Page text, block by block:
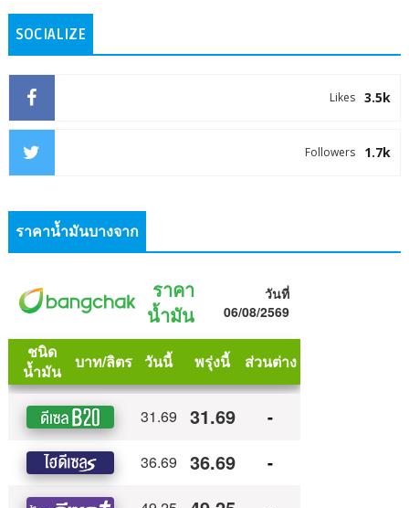
SOCIALIZE
3.5k
Likes
1.7k
Followers
ราคาน้ำมันบางจาก